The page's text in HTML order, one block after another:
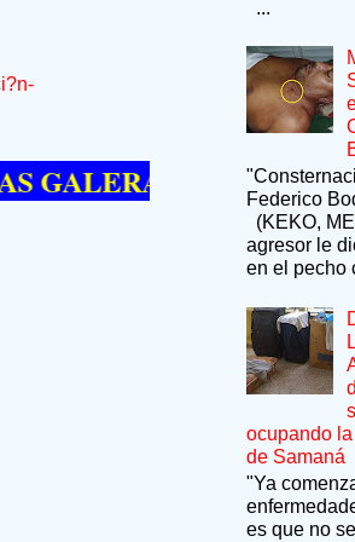
--SÍ QUIERE
...
Federico
(KEKO,
agresor le
en el pecho
ocupando
de Samaná
"Ya
es que no